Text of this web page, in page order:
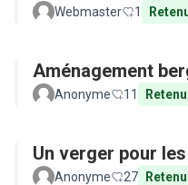
Webmaster 1
Aménagement
Anonyme 11
Un verger pour
Anonyme 27